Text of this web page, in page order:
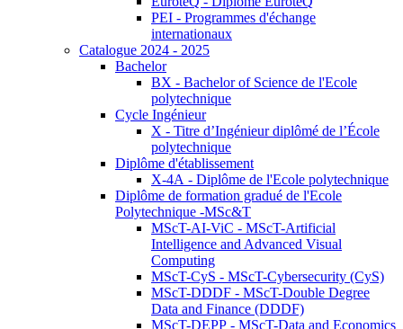
PEI - Programmes d'échange
internationaux
Catalogue 2024 - 2025
Bachelor
BX - Bachelor of Science de l'Ecole
polytechnique
Cycle Ingénieur
X - Titre d’Ingénieur diplômé de l’École
polytechnique
Diplôme d'établissement
X-4A - Diplôme de l'Ecole polytechnique
Diplôme de formation gradué de l'Ecole
Polytechnique -MSc&T
MScT-AI-ViC - MScT-Artificial
Intelligence and Advanced Visual
Computing
MScT-CyS - MScT-Cybersecurity (CyS)
MScT-DDDF - MScT-Double Degree
Data and Finance (DDDF)
MScT-DEPP - MScT-Data and Economics